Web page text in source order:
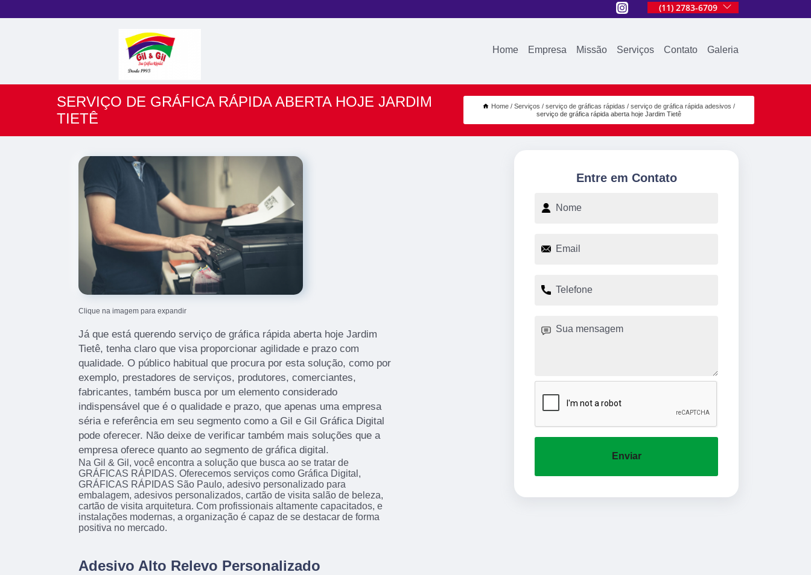
(11) 2783-6709
Home Empresa Missão Serviços Contato Galeria
SERVIÇO DE GRÁFICA RÁPIDA ABERTA HOJE JARDIM
TIETÊ
Home Serviços serviço de gráficas rápidas
serviço de gráfica rápida adesivos
serviço de gráfica rápida aberta hoje Jardim Tietê
Clique na imagem para expandir
Já que está querendo serviço de gráfica rápida aberta hoje Jardim
Tietê, tenha claro que visa proporcionar agilidade e prazo com
qualidade. O público habitual que procura por esta solução, como por
exemplo, prestadores de serviços, produtores, comerciantes,
fabricantes, também busca por um elemento considerado
indispensável que é o qualidade e prazo, que apenas uma empresa
séria e referência em seu segmento como a Gil e Gil Gráfica Digital
pode oferecer. Não deixe de verificar também mais soluções que a
empresa oferece quanto ao segmento de gráfica digital.
Na Gil & Gil, você encontra a solução que busca ao se tratar de
GRÁFICAS RÁPIDAS. Oferecemos serviços como Gráfica Digital,
GRÁFICAS RÁPIDAS São Paulo, adesivo personalizado para
embalagem, adesivos personalizados, cartão de visita salão de beleza,
cartão de visita arquitetura. Com profissionais altamente capacitados, e
instalações modernas, a organização é capaz de se destacar de forma
positiva no mercado.
Adesivo Alto Relevo Personalizado
Entre em Contato
Enviar